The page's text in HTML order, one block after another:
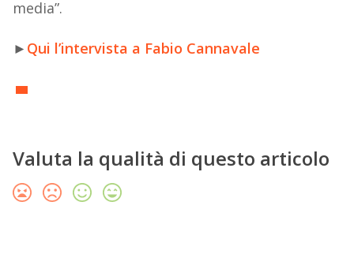
media”.
► Qui l’intervista a Fabio Cannavale
Valuta la qualità di questo articolo